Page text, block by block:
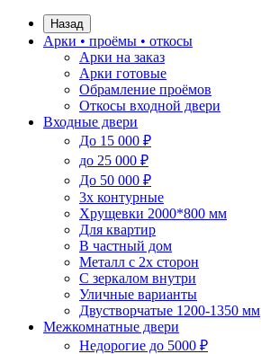
Назад
Арки • проёмы • откосы
Арки на заказ
Арки готовые
Обрамление проёмов
Откосы входной двери
Входные двери
До 15 000 ₽
до 25 000 ₽
До 50 000 ₽
3х контурные
Хрущевки 2000*800 мм
Для квартир
В частный дом
Металл с 2х сторон
С зеркалом внутри
Уличные варианты
Двустворчатые 1200-1350 мм
Межкомнатные двери
Недорогие до 5000 ₽